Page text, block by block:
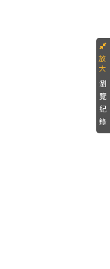
瀏
覽
紀
錄